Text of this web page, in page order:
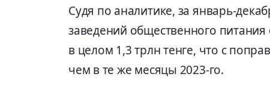
Судя по аналитике, за январь-
заведений общественного
в целом 1,3 трлн тенге, что с
чем в те же месяцы 2023-го.